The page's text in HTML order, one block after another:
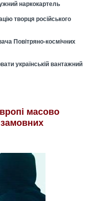
наркокартель
творця російського
Повітряно-космічних
українській вантажний
масово
замовних